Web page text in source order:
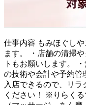
仕事内容 もみほぐし
ます。 ・店舗の清掃
トもお願いします。
の技術や会計や予約管
入店できるので、リ
ください！ ※りらく